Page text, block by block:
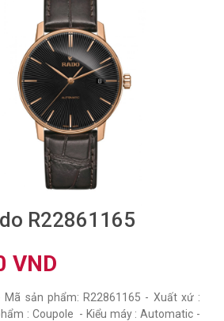
R22861165
VND
Mã sản phẩm: R22861165 - Xuất xứ :
: Coupole - Kiểu máy : Automatic -